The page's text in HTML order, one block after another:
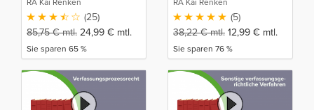
RA Kai Renken
(25)
85,75€mtl. 24,99 € mtl.
Sie sparen 65 %
RA Kai Renken
(5)
38,22€mtl. 12,99 € mtl.
Sie sparen 76 %